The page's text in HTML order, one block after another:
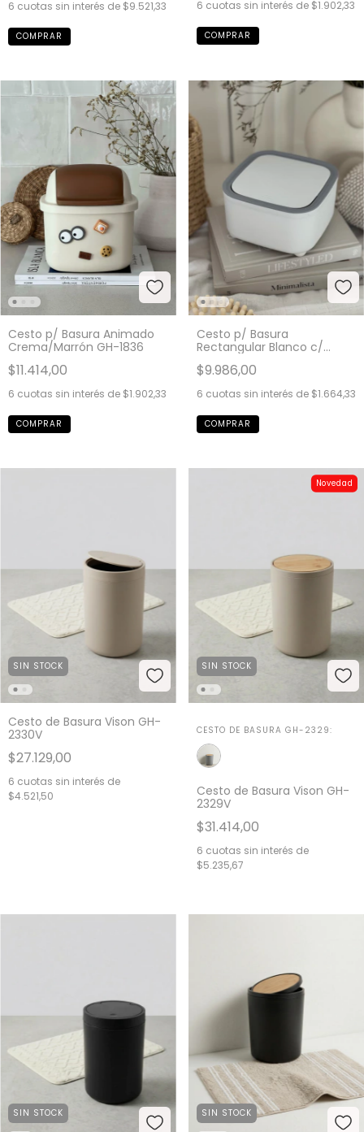
6 cuotas sin interés de $9.521,33 6 cuotas sin interés de $1.902,33
Cesto p/ Basura Animado
Crema/Marrón GH-1836
$11.414,00
6 cuotas sin interés de $1.902,33
Cesto p/ Basura
Rectangular Blanco c/
$9.986,00
6 cuotas sin interés de $1.664,33
SIN STOCK
Cesto de Basura Vison GH-
2330V
$27.129,00
6 cuotas sin interés de
$4.521,50
Novedad
SIN STOCK
CESTO DE BASURA GH-2329:
Cesto de Basura Vison GH-
2329V
$31.414,00
6 cuotas sin interés de
$5.235,67
SIN STOCK SIN STOCK